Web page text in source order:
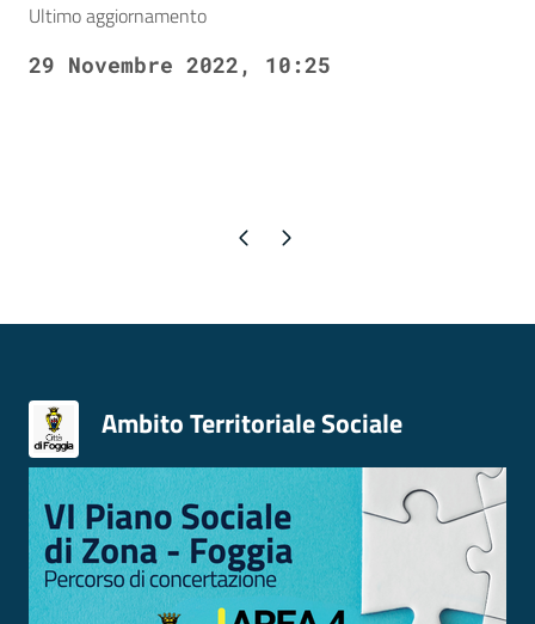
Ultimo aggiornamento
29 Novembre 2022, 10:25
Pagina precedente
Pagina successiva
Ambito Territoriale Sociale